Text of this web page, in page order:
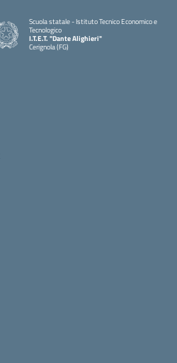
Scuola statale - Istituto Tecnico Economico e
Tecnologico
I.T.E.T. "Dante Alighieri"
Cerignola (FG)
— Visita la pagina iniziale della scuola